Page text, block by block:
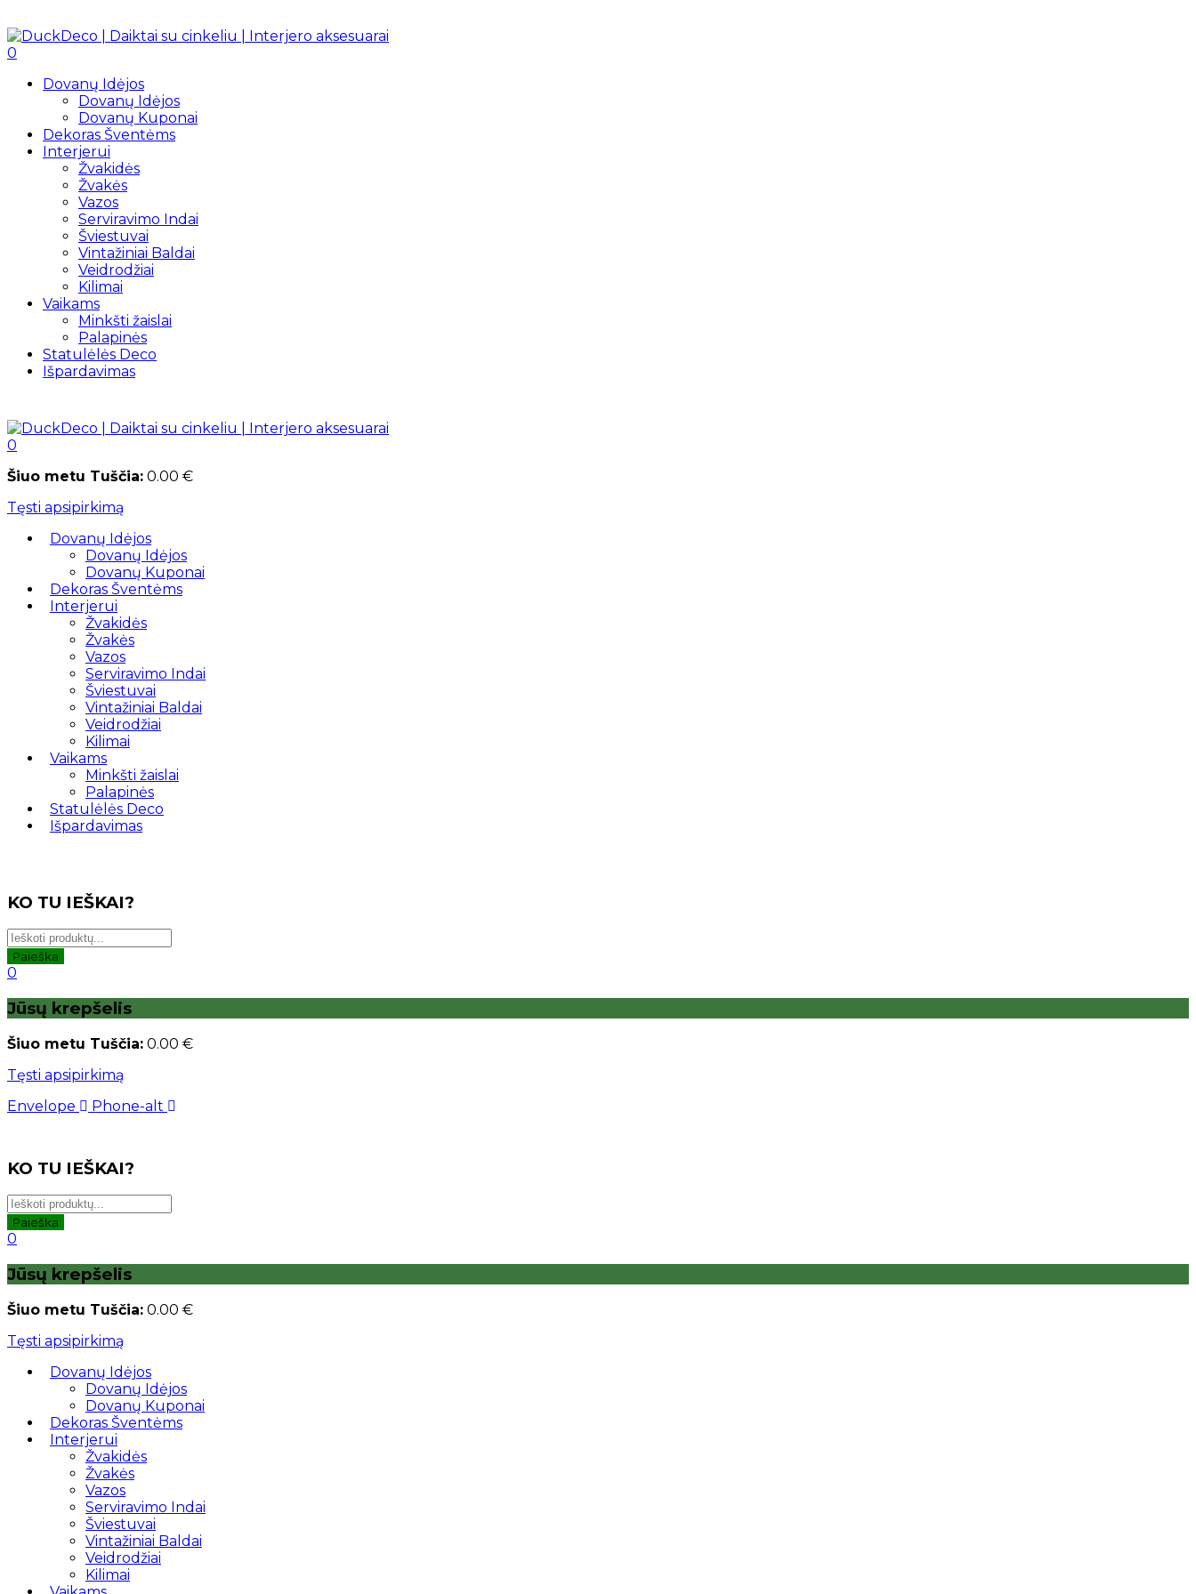
0
Dovanų Idėjos
Dovanų Idėjos
Dovanų Kuponai
Dekoras Šventėms
Interjerui
Žvakidės
Žvakės
Vazos
Serviravimo Indai
Šviestuvai
Vintažiniai Baldai
Veidrodžiai
Kilimai
Vaikams
Minkšti žaislai
Palapinės
Statulėlės Deco
Išpardavimas
0
Šiuo metu Tuščia: 0.00 €
Tęsti apsipirkimą
Dovanų Idėjos
Dovanų Idėjos
Dovanų Kuponai
Dekoras Šventėms
Interjerui
Žvakidės
Žvakės
Vazos
Serviravimo Indai
Šviestuvai
Vintažiniai Baldai
Veidrodžiai
Kilimai
Vaikams
Minkšti žaislai
Palapinės
Statulėlės Deco
Išpardavimas
KO TU IEŠKAI?
Paieška
0
Jūsų krepšelis
Šiuo metu Tuščia: 0.00 €
Tęsti apsipirkimą
Envelope
Phone-alt
KO TU IEŠKAI?
Paieška
0
Jūsų krepšelis
Šiuo metu Tuščia: 0.00 €
Tęsti apsipirkimą
Dovanų Idėjos
Dovanų Idėjos
Dovanų Kuponai
Dekoras Šventėms
Interjerui
Žvakidės
Žvakės
Vazos
Serviravimo Indai
Šviestuvai
Vintažiniai Baldai
Veidrodžiai
Kilimai